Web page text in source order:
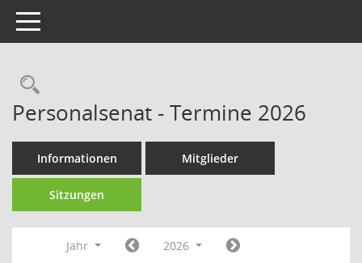
Toggle navigation
Rechercheauswahl
Personalsenat - Termine 2026
Informationen Mitglieder
Sitzungen
Jahr
2026